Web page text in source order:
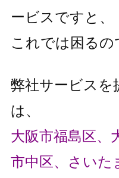
ービスですと、
これでは困るの
弊社サービスを
は、
大阪市福島区、
市中区、さいた